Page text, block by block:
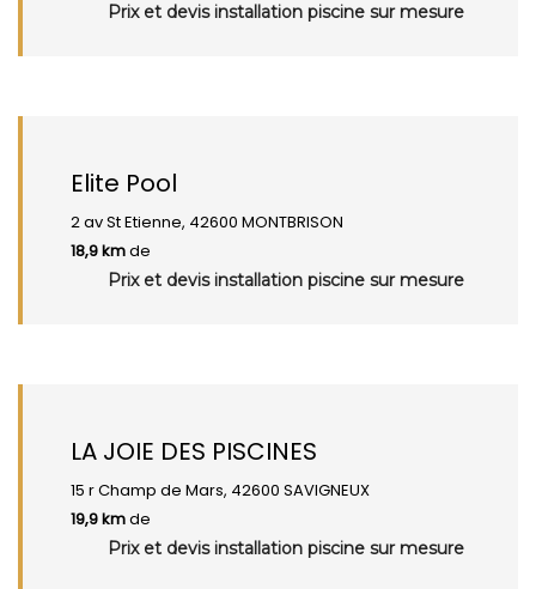
Prix et devis installation piscine sur mesure
Elite Pool
2 av St Etienne, 42600 MONTBRISON
18,9 kmde
Prix et devis installation piscine sur mesure
LA JOIE DES PISCINES
15 r Champ de Mars, 42600 SAVIGNEUX
19,9 kmde
Prix et devis installation piscine sur mesure